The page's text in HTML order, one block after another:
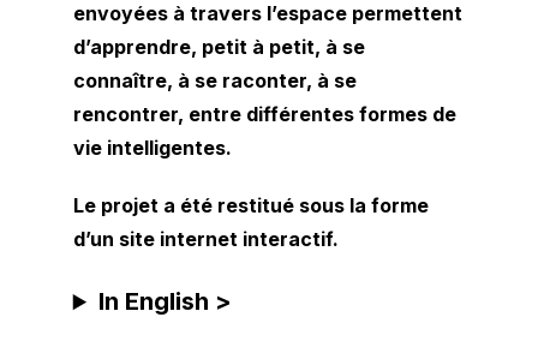
envoyées à travers l’espace permettent
d’apprendre, petit à petit, à se
connaître, à se raconter, à se
rencontrer, entre différentes formes de
vie intelligentes.
Le projet a été restitué sous la forme
d’un site internet interactif.
In English >